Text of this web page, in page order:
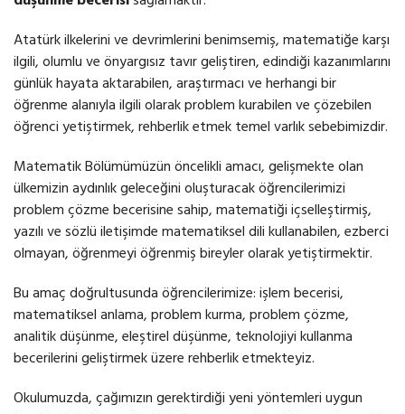
Atatürk ilkelerini ve devrimlerini benimsemiş, matematiğe karşı
ilgili, olumlu ve önyargısız tavır geliştiren, edindiği kazanımlarını
günlük hayata aktarabilen, araştırmacı ve herhangi bir
öğrenme alanıyla ilgili olarak problem kurabilen ve çözebilen
öğrenci yetiştirmek, rehberlik etmek temel varlık sebebimizdir.
Matematik Bölümümüzün öncelikli amacı, gelişmekte olan
ülkemizin aydınlık geleceğini oluşturacak öğrencilerimizi
problem çözme becerisine sahip, matematiği içselleştirmiş,
yazılı ve sözlü iletişimde matematiksel dili kullanabilen, ezberci
olmayan, öğrenmeyi öğrenmiş bireyler olarak yetiştirmektir.
Bu amaç doğrultusunda öğrencilerimize: işlem becerisi,
matematiksel anlama, problem kurma, problem çözme,
analitik düşünme, eleştirel düşünme, teknolojiyi kullanma
becerilerini geliştirmek üzere rehberlik etmekteyiz.
Okulumuzda, çağımızın gerektirdiği yeni yöntemleri uygun